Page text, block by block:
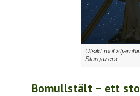
Utsikt mot
Stargazers
Bomullstält – ett